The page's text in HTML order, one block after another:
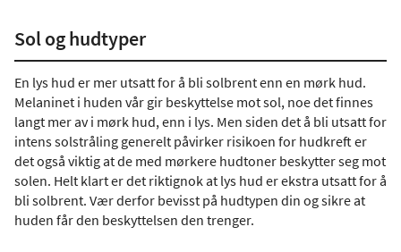
Sol og hudtyper
En lys hud er mer utsatt for å bli solbrent enn en mørk hud.
Melaninet i huden vår gir beskyttelse mot sol, noe det finnes
langt mer av i mørk hud, enn i lys. Men siden det å bli utsatt for
intens solstråling generelt påvirker risikoen for hudkreft er
det også viktig at de med mørkere hudtoner beskytter seg mot
solen. Helt klart er det riktignok at lys hud er ekstra utsatt for å
bli solbrent. Vær derfor bevisst på hudtypen din og sikre at
huden får den beskyttelsen den trenger.